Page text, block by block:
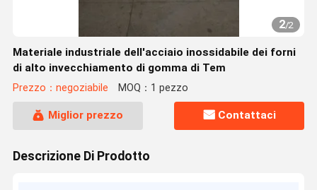
2/2
Materiale industriale dell'acciaio inossidabile dei forni
di alto invecchiamento di gomma di Tem
Prezzo：negoziabile MOQ：1 pezzo
Miglior prezzo Contattaci
Descrizione Di Prodotto